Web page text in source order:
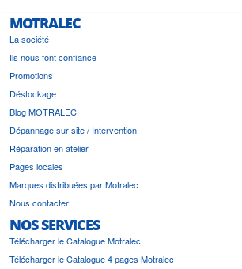
MOTRALEC
La société
Ils nous font confiance
Promotions
Déstockage
Blog MOTRALEC
Dépannage sur site / Intervention
Réparation en atelier
Pages locales
Marques distribuées par Motralec
Nous contacter
NOS SERVICES
Télécharger le Catalogue Motralec
Télécharger le Catalogue 4 pages Motralec